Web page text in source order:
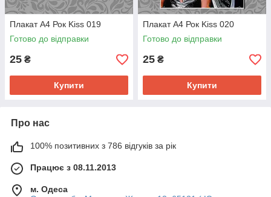
Плакат А4 Рок Kiss 019
Готово до відправки
25 ₴
Купити
Плакат А4 Рок Kiss 020
Готово до відправки
25 ₴
Купити
Про нас
100% позитивних з 786 відгуків за рік
Працює з 08.11.2013
м. Одеса